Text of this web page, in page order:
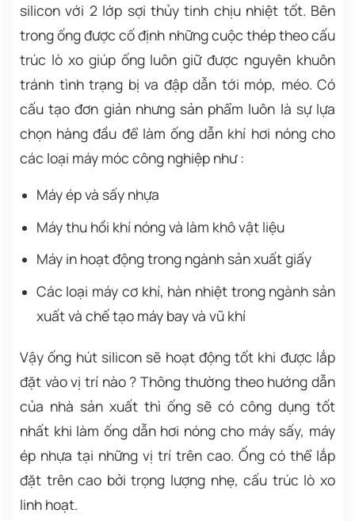
silicon với 2 lớp sợi thủy tinh chịu nhiệt tốt. Bên
trong ống được cố định những cuộc thép theo cấu
trúc lò xo giúp ống luôn giữ được nguyên khuôn
tránh tình trạng bị va đập dẫn tới móp, méo. Có
cấu tạo đơn giản nhưng sản phẩm luôn là sự lựa
chọn hàng đầu để làm ống dẫn khí hơi nóng cho
các loại máy móc công nghiệp như :
Máy ép và sấy nhựa
Máy thu hồi khí nóng và làm khô vật liệu
Máy in hoạt động trong ngành sản xuất giấy
Các loại máy cơ khí, hàn nhiệt trong ngành sản
xuất và chế tạo máy bay và vũ khí
Vậy ống hút silicon sẽ hoạt động tốt khi được lắp
đặt vào vị trí nào ? Thông thường theo hướng dẫn
của nhà sản xuất thì ống sẽ có công dụng tốt
nhất khi làm ống dẫn hơi nóng cho máy sấy, máy
ép nhựa tại những vị trí trên cao. Ống có thể lắp
đặt trên cao bởi trọng lượng nhẹ, cấu trúc lò xo
linh hoạt.